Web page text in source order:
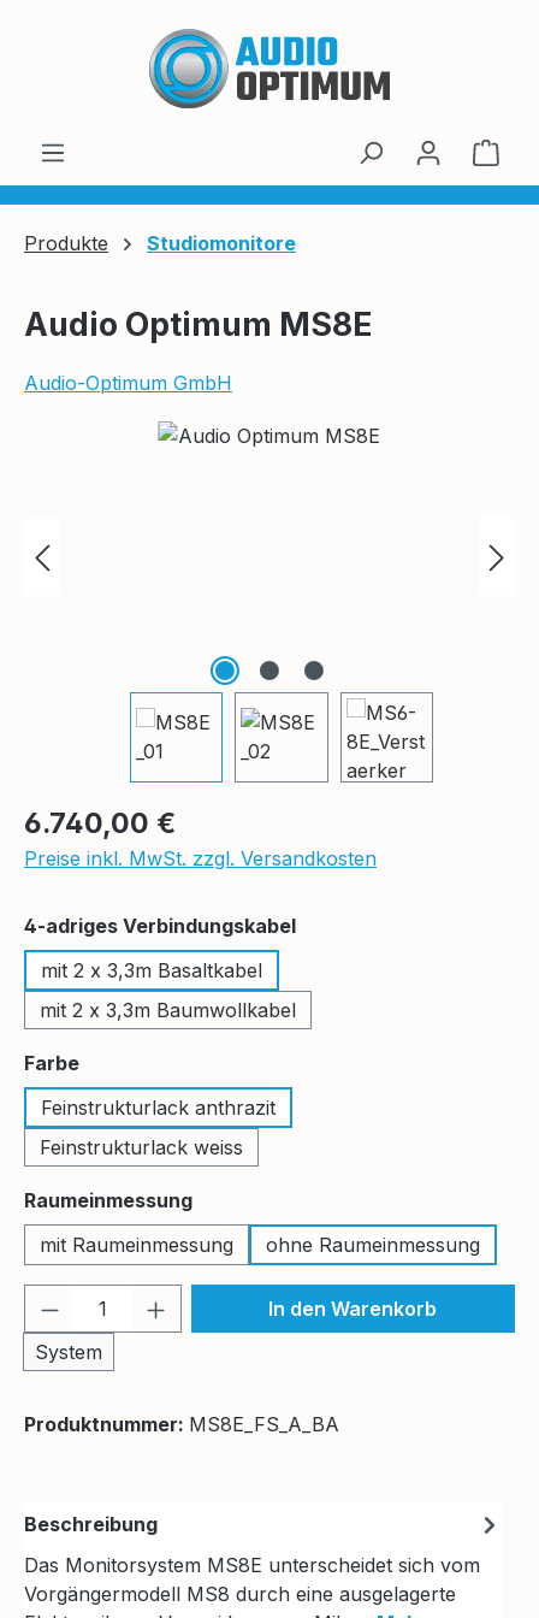
Zum Hauptinhalt springen
Produkte Studiomonitore
Audio Optimum MS8E
Audio-Optimum GmbH
Bildergalerie überspringen
Regulärer Preis:
6.740,00 €
Preise inkl. MwSt. zzgl. Versandkosten
4-adriges Verbindungskabelauswählen
mit 2 x 3,3m Basaltkabel
mit 2 x 3,3m Baumwollkabel
Farbeauswählen
Feinstrukturlack anthrazit
Feinstrukturlack weiss
Raumeinmessungauswählen
mit Raumeinmessung
ohne Raumeinmessung
Produkt Anzahl: Gib den
System
In den Warenkorb
Produktnummer: MS8E_FS_A_BA
Beschreibung
Das Monitorsystem MS8E unterscheidet sich vom
Vorgängermodell MS8 durch eine ausgelagerte